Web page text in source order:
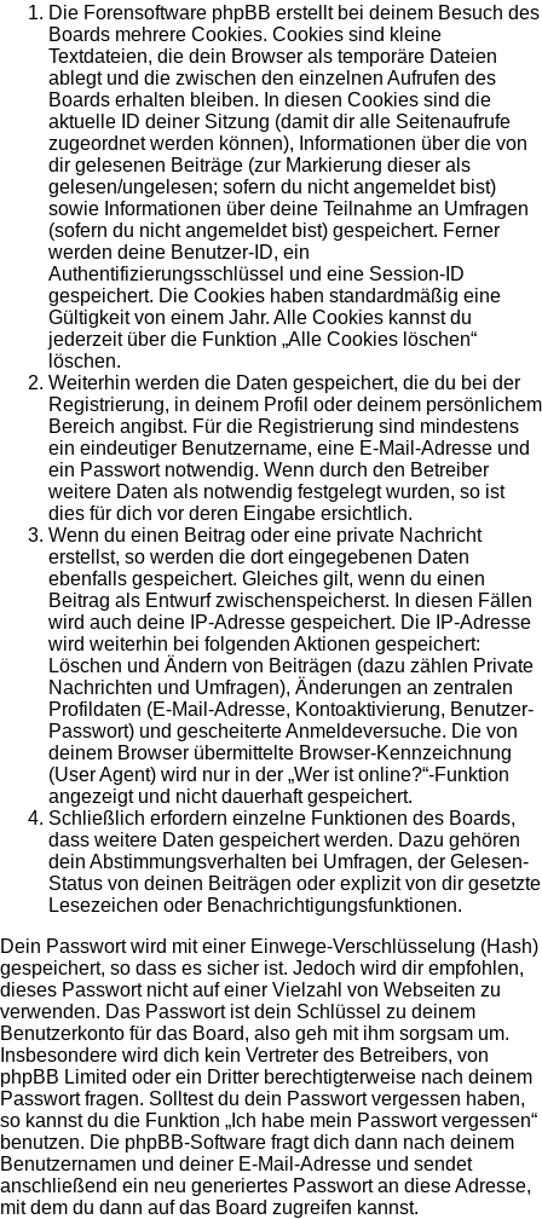
Die Forensoftware phpBB erstellt bei deinem Besuch des
Boards mehrere Cookies. Cookies sind kleine
Textdateien, die dein Browser als temporäre Dateien
ablegt und die zwischen den einzelnen Aufrufen des
Boards erhalten bleiben. In diesen Cookies sind die
aktuelle ID deiner Sitzung (damit dir alle Seitenaufrufe
zugeordnet werden können), Informationen über die von
dir gelesenen Beiträge (zur Markierung dieser als
gelesen/ungelesen; sofern du nicht angemeldet bist)
sowie Informationen über deine Teilnahme an Umfragen
(sofern du nicht angemeldet bist) gespeichert. Ferner
werden deine Benutzer-ID, ein
Authentifizierungsschlüssel und eine Session-ID
gespeichert. Die Cookies haben standardmäßig eine
Gültigkeit von einem Jahr. Alle Cookies kannst du
jederzeit über die Funktion „Alle Cookies löschen“
löschen.
Weiterhin werden die Daten gespeichert, die du bei der
Registrierung, in deinem Profil oder deinem persönlichem
Bereich angibst. Für die Registrierung sind mindestens
ein eindeutiger Benutzername, eine E-Mail-Adresse und
ein Passwort notwendig. Wenn durch den Betreiber
weitere Daten als notwendig festgelegt wurden, so ist
dies für dich vor deren Eingabe ersichtlich.
Wenn du einen Beitrag oder eine private Nachricht
erstellst, so werden die dort eingegebenen Daten
ebenfalls gespeichert. Gleiches gilt, wenn du einen
Beitrag als Entwurf zwischenspeicherst. In diesen Fällen
wird auch deine IP-Adresse gespeichert. Die IP-Adresse
wird weiterhin bei folgenden Aktionen gespeichert:
Löschen und Ändern von Beiträgen (dazu zählen Private
Nachrichten und Umfragen), Änderungen an zentralen
Profildaten (E-Mail-Adresse, Kontoaktivierung, Benutzer-
Passwort) und gescheiterte Anmeldeversuche. Die von
deinem Browser übermittelte Browser-Kennzeichnung
(User Agent) wird nur in der „Wer ist online?“-Funktion
angezeigt und nicht dauerhaft gespeichert.
Schließlich erfordern einzelne Funktionen des Boards,
dass weitere Daten gespeichert werden. Dazu gehören
dein Abstimmungsverhalten bei Umfragen, der Gelesen-
Status von deinen Beiträgen oder explizit von dir gesetzte
Lesezeichen oder Benachrichtigungsfunktionen.
Dein Passwort wird mit einer Einwege-Verschlüsselung (Hash)
gespeichert, so dass es sicher ist. Jedoch wird dir empfohlen,
dieses Passwort nicht auf einer Vielzahl von Webseiten zu
verwenden. Das Passwort ist dein Schlüssel zu deinem
Benutzerkonto für das Board, also geh mit ihm sorgsam um.
Insbesondere wird dich kein Vertreter des Betreibers, von
phpBB Limited oder ein Dritter berechtigterweise nach deinem
Passwort fragen. Solltest du dein Passwort vergessen haben,
so kannst du die Funktion „Ich habe mein Passwort vergessen“
benutzen. Die phpBB-Software fragt dich dann nach deinem
Benutzernamen und deiner E-Mail-Adresse und sendet
anschließend ein neu generiertes Passwort an diese Adresse,
mit dem du dann auf das Board zugreifen kannst.